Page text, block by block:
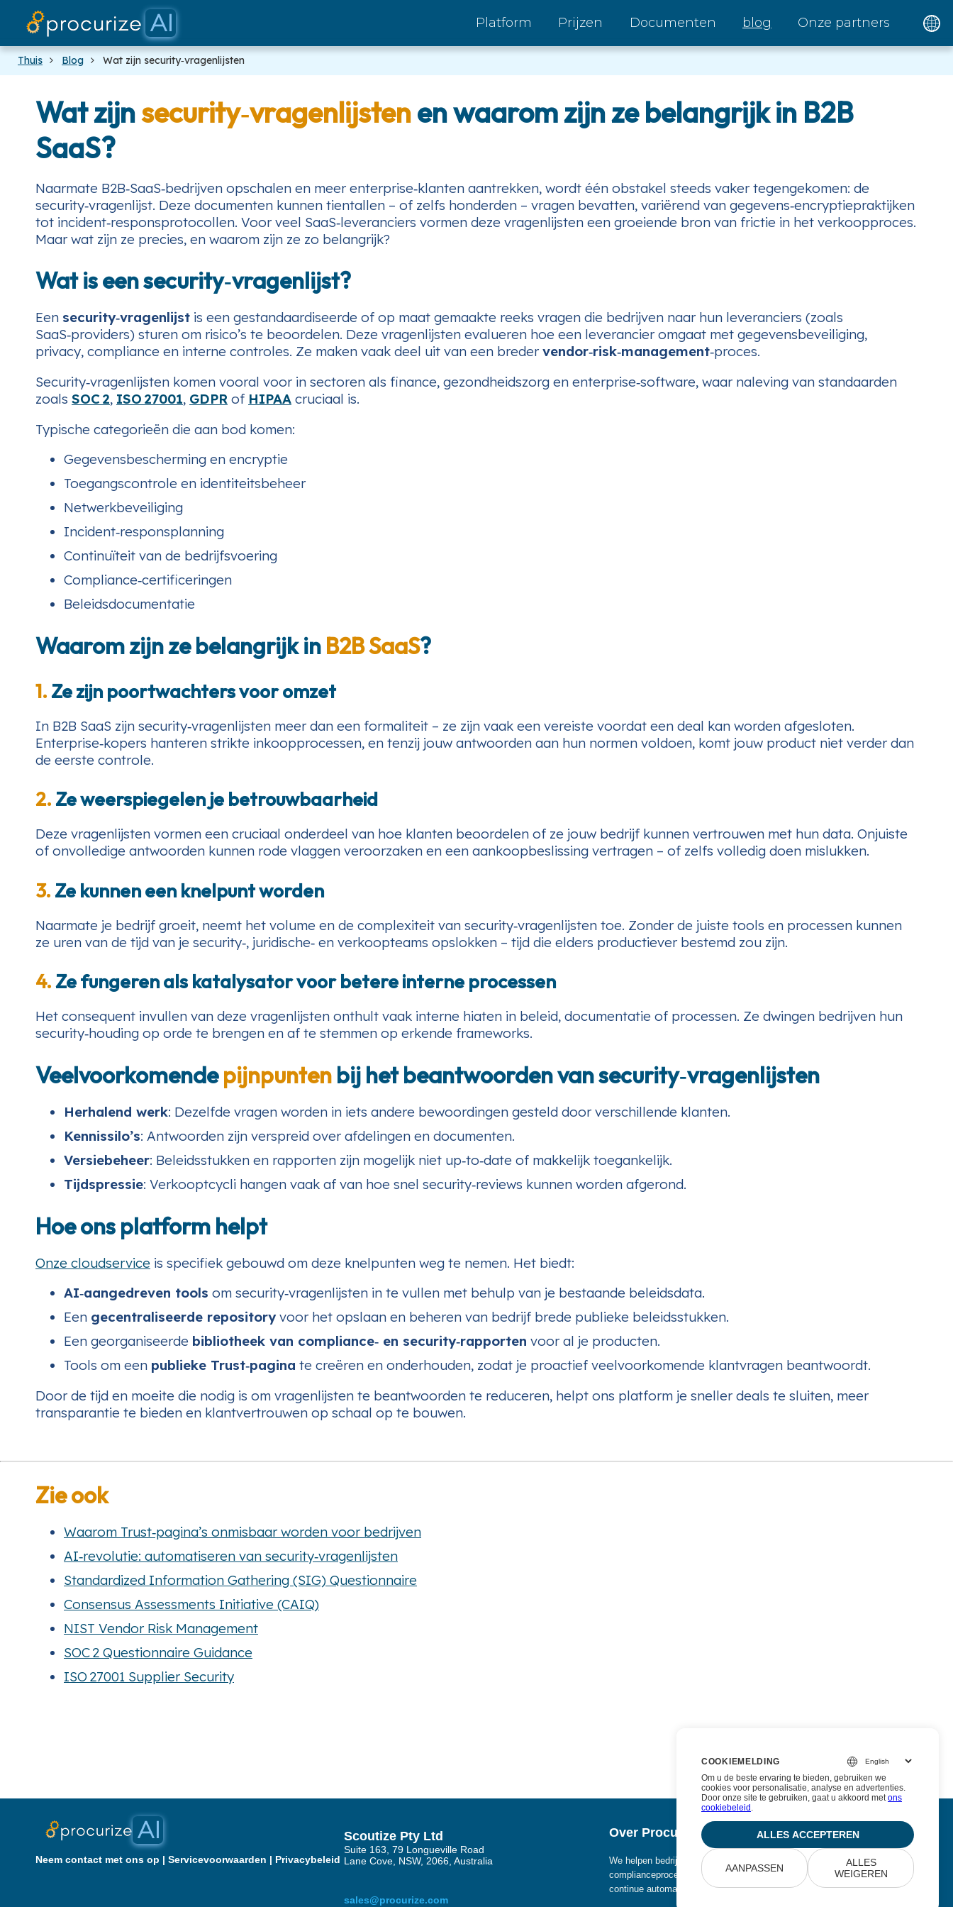
Platform Prijzen Documenten blog Onze partners
Thuis Blog Wat zijn security‑vragenlijsten
Wat zijnsecurity‑vragenlijstenen waarom zijn ze belangrijk in B2B
SaaS?
Naarmate B2B‑SaaS‑bedrijven opschalen en meer enterprise‑klanten aantrekken, wordt één obstakel steeds vaker tegengekomen: de
security‑vragenlijst. Deze documenten kunnen tientallen – of zelfs honderden – vragen bevatten, variërend van gegevens‑encryptiepraktijken
tot incident‑responsprotocollen. Voor veel SaaS‑leveranciers vormen deze vragenlijsten een groeiende bron van frictie in het verkoopproces.
Maar wat zijn ze precies, en waarom zijn ze zo belangrijk?
Wat is een security‑vragenlijst?
Een security‑vragenlijst is een gestandaardiseerde of op maat gemaakte reeks vragen die bedrijven naar hun leveranciers (zoals
SaaS‑providers) sturen om risico’s te beoordelen. Deze vragenlijsten evalueren hoe een leverancier omgaat met gegevensbeveiliging,
privacy, compliance en interne controles. Ze maken vaak deel uit van een breder vendor‑risk‑management‑proces.
Security‑vragenlijsten komen vooral voor in sectoren als finance, gezondheidszorg en enterprise‑software, waar naleving van standaarden
zoals SOC 2, ISO 27001, GDPR of HIPAA cruciaal is.
Typische categorieën die aan bod komen:
Gegevensbescherming en encryptie
Toegangscontrole en identiteitsbeheer
Netwerkbeveiliging
Incident‑responsplanning
Continuïteit van de bedrijfsvoering
Compliance‑certificeringen
Beleidsdocumentatie
Waarom zijn ze belangrijk in B2B SaaS?
1.Ze zijn poortwachters voor omzet
In B2B SaaS zijn security‑vragenlijsten meer dan een formaliteit – ze zijn vaak een vereiste voordat een deal kan worden afgesloten.
Enterprise‑kopers hanteren strikte inkoopprocessen, en tenzij jouw antwoorden aan hun normen voldoen, komt jouw product niet verder dan
de eerste controle.
2.Ze weerspiegelen je betrouwbaarheid
Deze vragenlijsten vormen een cruciaal onderdeel van hoe klanten beoordelen of ze jouw bedrijf kunnen vertrouwen met hun data. Onjuiste
of onvolledige antwoorden kunnen rode vlaggen veroorzaken en een aankoopbeslissing vertragen – of zelfs volledig doen mislukken.
3.Ze kunnen een knelpunt worden
Naarmate je bedrijf groeit, neemt het volume en de complexiteit van security‑vragenlijsten toe. Zonder de juiste tools en processen kunnen
ze uren van de tijd van je security‑, juridische‑ en verkoopteams opslokken – tijd die elders productiever bestemd zou zijn.
4.Ze fungeren als katalysator voor betere interne processen
Het consequent invullen van deze vragenlijsten onthult vaak interne hiaten in beleid, documentatie of processen. Ze dwingen bedrijven hun
security‑houding op orde te brengen en af te stemmen op erkende frameworks.
Veelvoorkomendepijnpunten bij het beantwoorden van security‑vragenlijsten
Herhalend werk: Dezelfde vragen worden in iets andere bewoordingen gesteld door verschillende klanten.
Kennissilo’s: Antwoorden zijn verspreid over afdelingen en documenten.
Versiebeheer: Beleidsstukken en rapporten zijn mogelijk niet up‑to‑date of makkelijk toegankelijk.
Tijdspressie: Verkooptcycli hangen vaak af van hoe snel security‑reviews kunnen worden afgerond.
Hoe ons platform helpt
Onze cloudservice is specifiek gebouwd om deze knelpunten weg te nemen. Het biedt:
AI‑aangedreven tools om security‑vragenlijsten in te vullen met behulp van je bestaande beleidsdata.
Een gecentraliseerde repositoryvoor het opslaan en beheren van bedrijf brede publieke beleidsstukken.
Een georganiseerde bibliotheek van compliance‑ en security‑rapporten voor al je producten.
Tools om een publieke Trust‑pagina te creëren en onderhouden, zodat je proactief veelvoorkomende klantvragen beantwoordt.
Door de tijd en moeite die nodig is om vragenlijsten te beantwoorden te reduceren, helpt ons platform je sneller deals te sluiten, meer
transparantie te bieden en klantvertrouwen op schaal op te bouwen.
Zie ook
Waarom Trust‑pagina’s onmisbaar worden voor bedrijven
AI‑revolutie: automatiseren van security‑vragenlijsten
Standardized Information Gathering (SIG) Questionnaire
Consensus Assessments Initiative (CAIQ)
NIST Vendor Risk Management
SOC 2 Questionnaire Guidance
ISO 27001 Supplier Security
Neem contact met ons op | Servicevoorwaarden | Privacybeleid
Scoutize Pty Ltd
Suite 163, 79 Longueville Road
Lane Cove, NSW, 2066, Australia
sales@procurize.com
Over Procurize AI
We helpen bedrijven handmatig werk uit beveiligings- en
complianceprocessen te elimineren en te vervangen door
continue automatisering.
COOKIEMELDING
Om u de beste ervaring te bieden, gebruiken we
cookies voor personalisatie, analyse en advertenties.
Door onze site te gebruiken, gaat u akkoord metons
cookiebeleid .
ALLES ACCEPTEREN
AANPASSEN
ALLES
WEIGEREN